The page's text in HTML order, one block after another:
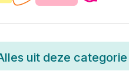
uit deze categorie